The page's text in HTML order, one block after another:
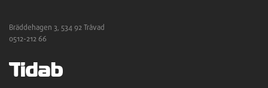
Bräddehagen 3, 534 92 Tråvad
0512-212 66